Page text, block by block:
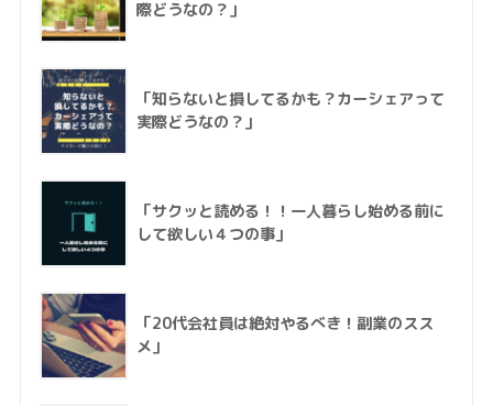
際どうなの？」
「知らないと損してるかも？カーシェアって
実際どうなの？」
「サクッと読める！！一人暮らし始める前に
して欲しい４つの事」
「20代会社員は絶対やるべき！副業のスス
メ」